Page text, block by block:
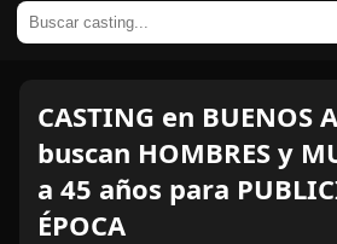
CASTING en BUENOS
buscan HOMBRES y
a 45 años para
ÉPOCA